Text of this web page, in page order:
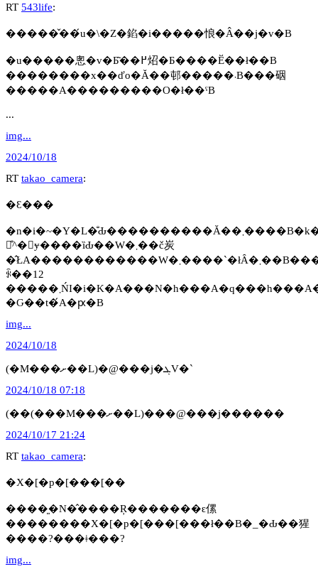
RT 543life:
�����̌��́u�\�Z�錎�i�����悢�Â��j�v�B
�u�����悤�v�Ƃ͂��߂炤�Ƃ����Ӗ��ł��B
��������x��ďo�Ă��邨�����܁B���䂩
�����A���������O�ł��ˁB
...
img...
2024/10/18
RT takao_camera:
�Ԑ���
�n�i�~�Y�L�̐Ԃ����������Ă��܂����B�k�Č��Y�B�~�Y�L�ȁB�n�i�~�Y�L�͉Ԃт�Ɍ�����4���̑�
䚂̐^�񒆂ɏ����ȉԂ��W�܂��č炭
�̂ŁA������������W�܂����`�łȂ�܂��B���
ꂩ��12
�Ԍ��t�́A�ԗ�B
img...
2024/10/18
(�M���ށ��L)�@���j�ܓV�`
2024/10/18 07:18
(��(���M���ށ��L)���@���j������
2024/10/17 21:24
RT takao_camera:
�X�[�p�[���[��
����͈�N�̂����Ŗ�������ԑ傫
��������X�[�p�[���[���ł��B�_�Ԃ��猩
����?���ǂ���?
img...